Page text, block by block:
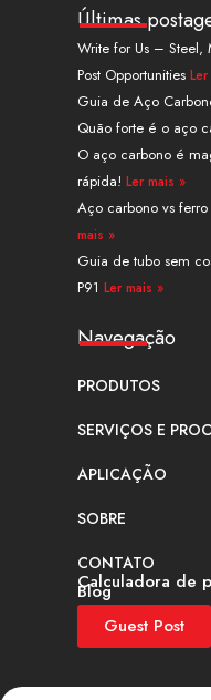
k
e
d
i
n
t
u
b
e
i
t
t
e
r
Últimas
Write for Us – Steel,
Post Opportunities
Guia de Aço
Quão forte é o aço
O aço carbono é
rápida! Ler mais »
Aço carbono vs
mais »
Guia de tubo sem
P91 Ler mais »
Navegação
PRODUTOS
SERVIÇOS E
APLICAÇÃO
SOBRE
CONTATO
Calculadora de
Blog
Guest Post